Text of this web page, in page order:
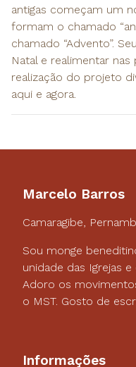
antigas começam um
formam o chamado
chamado “Advento”.
Natal e realimentar nas
realização do projeto
aqui e agora.
Marcelo Barros
Camaragibe,
Sou monge
unidade das Igrejas
Adoro os
o MST. Gosto de
Informações